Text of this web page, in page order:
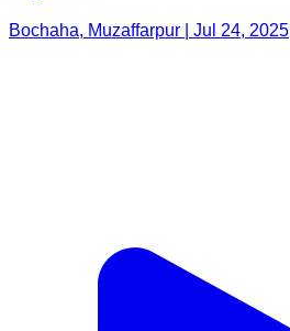
Bochaha, Muzaffarpur | Jul 24, 2025